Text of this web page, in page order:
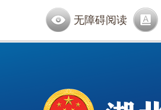
无障碍阅读